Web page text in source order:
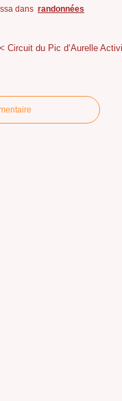
dans randonnées
Circuit du Pic d‘Aurelle